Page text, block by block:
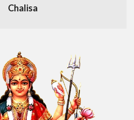
Chalisa